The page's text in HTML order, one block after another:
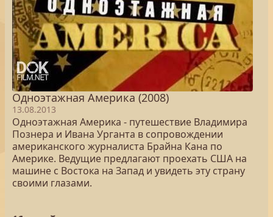
Одноэтажная Америка (2008)
13.08.2013
Одноэтажная Америка - путешествие Владимира
Познера и Ивана Урганта в сопровождении
американского журналиста Брайна Кана по
Америке. Ведущие предлагают проехать США на
машине с Востока на Запад и увидеть эту страну
своими глазами.